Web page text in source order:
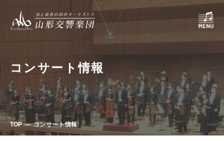
コンサート情報
TOP コンサート情報